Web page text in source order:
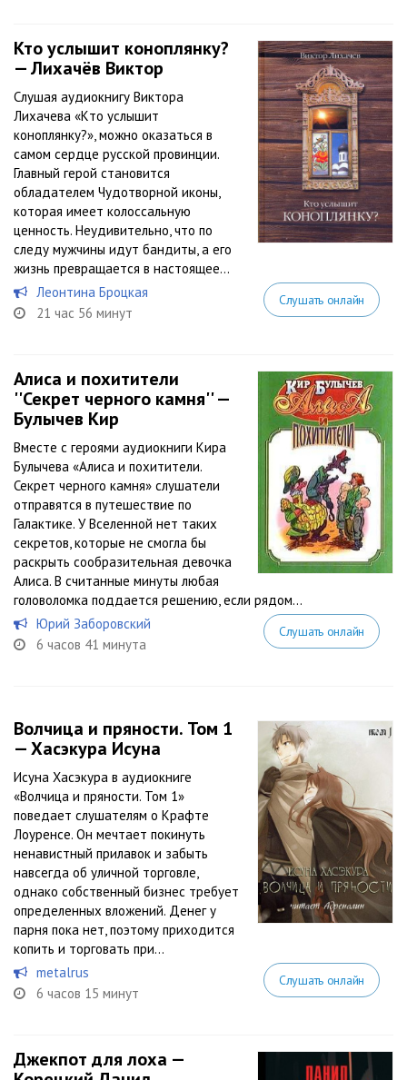
Кто услышит коноплянку?
— Лихачёв Виктор
Слушая аудиокнигу Виктора
Лихачева «Кто услышит
коноплянку?», можно оказаться в
самом сердце русской провинции.
Главный герой становится
обладателем Чудотворной иконы,
которая имеет колоссальную
ценность. Неудивительно, что по
следу мужчины идут бандиты, а его
жизнь превращается в настоящее...
Леонтина Броцкая
21 час 56 минут
Слушать онлайн
Алиса и похитители
''Секрет черного камня'' —
Булычев Кир
Вместе с героями аудиокниги Кира
Булычева «Алиса и похитители.
Секрет черного камня» слушатели
отправятся в путешествие по
Галактике. У Вселенной нет таких
секретов, которые не смогла бы
раскрыть сообразительная девочка
Алиса. В считанные минуты любая
головоломка поддается решению, если рядом...
Юрий Заборовский
6 часов 41 минута
Слушать онлайн
Волчица и пряности. Том 1
— Хасэкура Исуна
Исуна Хасэкура в аудиокниге
«Волчица и пряности. Том 1»
поведает слушателям о Крафте
Лоуренсе. Он мечтает покинуть
ненавистный прилавок и забыть
навсегда об уличной торговле,
однако собственный бизнес требует
определенных вложений. Денег у
парня пока нет, поэтому приходится
копить и торговать при...
metalrus
6 часов 15 минут
Слушать онлайн
Джекпот для лоха —